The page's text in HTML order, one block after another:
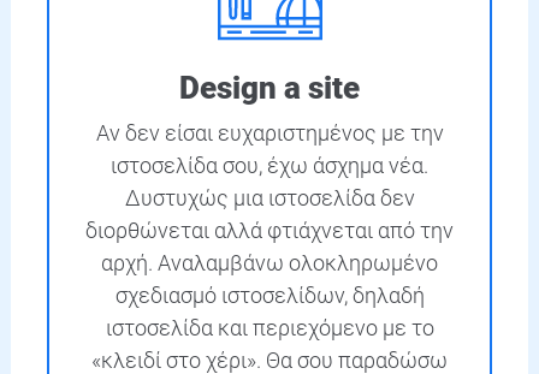
Design a site
Αν δεν είσαι ευχαριστημένος με την
ιστοσελίδα σου, έχω άσχημα νέα.
Δυστυχώς μια ιστοσελίδα δεν
διορθώνεται αλλά φτιάχνεται από την
αρχή. Αναλαμβάνω ολοκληρωμένο
σχεδιασμό ιστοσελίδων, δηλαδή
ιστοσελίδα και περιεχόμενο με το
«κλειδί στο χέρι». Θα σου παραδώσω